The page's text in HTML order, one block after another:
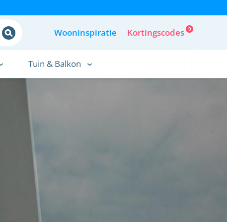
Wooninspiratie Kortingscodes 9
Tuin & Balkon